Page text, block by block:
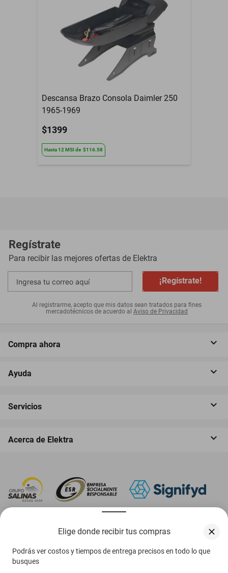
Elige donde recibir tus compras
Podrás ver costos y tiempos de entrega precisos en todo lo que
busques
Descansa Brazo Consola Daimler 250
1965-1969
$1399
Hasta12 MSI de $116.58
Regístrate
Para recibir las mejores ofertas de Elektra
¡Regístrate!
Al registrarme, acepto que mis datos sean tratados para fines
mercadotécnicos de acuerdo al Aviso de Privacidad
Compra ahora
Ayuda
Servicios
Acerca de Elektra